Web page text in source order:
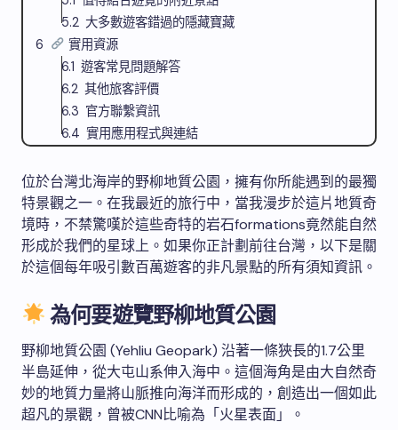
大多數遊客錯過的隱藏寶藏
實用資源
遊客常見問題解答
其他旅客評價
官方聯繫資訊
實用應用程式與連結
位於台灣北海岸的野柳地質公園，擁有你所能遇到的最獨
特景觀之一。在我最近的旅行中，當我漫步於這片地質奇
境時，不禁驚嘆於這些奇特的岩石formations竟然能自然
形成於我們的星球上。如果你正計劃前往台灣，以下是關
於這個每年吸引數百萬遊客的非凡景點的所有須知資訊。
為何要遊覽野柳地質公園
野柳地質公園 (Yehliu Geopark) 沿著一條狹長的1.7公里
半島延伸，從大屯山系伸入海中。這個海角是由大自然奇
妙的地質力量將山脈推向海洋而形成的，創造出一個如此
超凡的景觀，曾被CNN比喻為「火星表面」。